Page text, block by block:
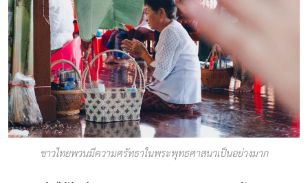
ชาวไทยพวนมีความศรัทธาในพระพุทธศาสนาเป็นอย่างมาก